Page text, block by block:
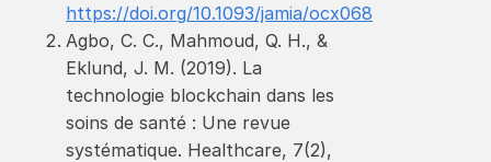
https://doi.org/10.1093/jamia/ocx068
Agbo, C. C., Mahmoud, Q. H., &
Eklund, J. M. (2019). La
technologie blockchain dans les
soins de santé : Une revue
systématique. Healthcare, 7(2),